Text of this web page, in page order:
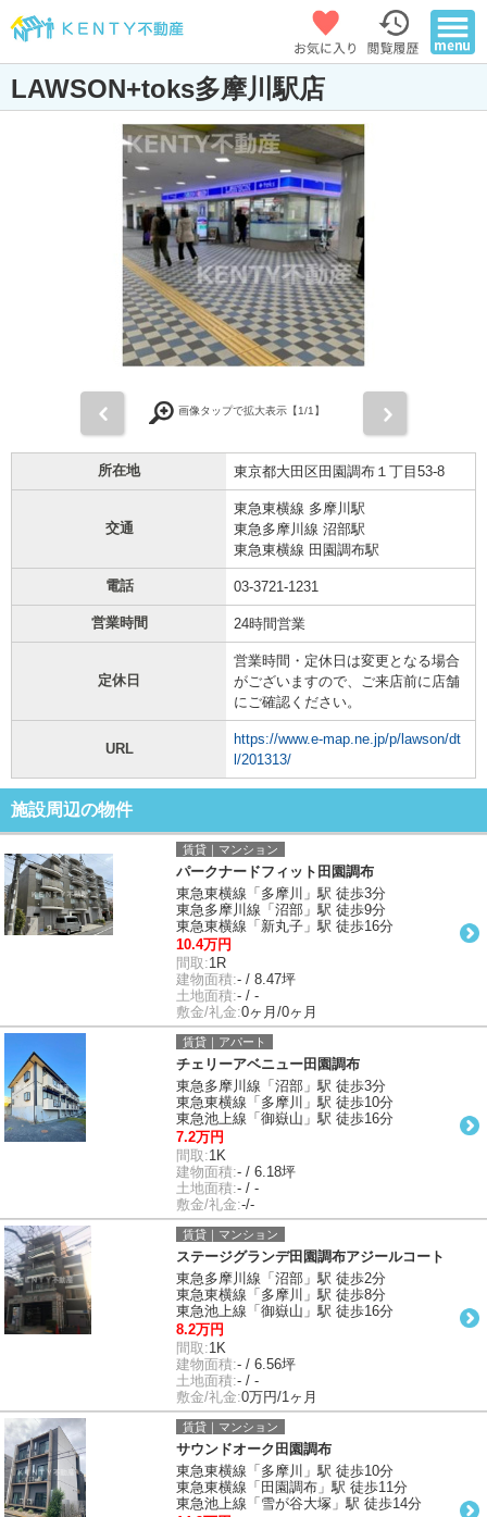
LAWSON+toks多摩川駅店
画像タップで拡大表示【1/1】
所在地 東京都大田区田園調布１丁目53-8
交通
東急東横線 多摩川駅
東急多摩川線 沼部駅
東急東横線 田園調布駅
電話 03-3721-1231
営業時間 24時間営業
定休日
営業時間・定休日は変更となる場合
がございますので、ご来店前に店舗
にご確認ください。
URL
https://www.e-map.ne.jp/p/lawson/dt
l/201313/
施設周辺の物件
賃貸｜マンション
パークナードフィット田園調布
東急東横線「多摩川」駅 徒歩3分
東急多摩川線「沼部」駅 徒歩9分
東急東横線「新丸子」駅 徒歩16分
10.4万円
間取:1R
建物面積:- / 8.47坪
土地面積:- / -
敷金/礼金:0ヶ月/0ヶ月
賃貸｜アパート
チェリーアベニュー田園調布
東急多摩川線「沼部」駅 徒歩3分
東急東横線「多摩川」駅 徒歩10分
東急池上線「御嶽山」駅 徒歩16分
7.2万円
間取:1K
建物面積:- / 6.18坪
土地面積:- / -
敷金/礼金:-/-
賃貸｜マンション
ステージグランデ田園調布アジールコート
東急多摩川線「沼部」駅 徒歩2分
東急東横線「多摩川」駅 徒歩8分
東急池上線「御嶽山」駅 徒歩16分
8.2万円
間取:1K
建物面積:- / 6.56坪
土地面積:- / -
敷金/礼金:0万円/1ヶ月
賃貸｜マンション
サウンドオーク田園調布
東急東横線「多摩川」駅 徒歩10分
東急東横線「田園調布」駅 徒歩11分
東急池上線「雪が谷大塚」駅 徒歩14分